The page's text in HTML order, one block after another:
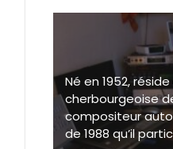
Né en 1952,
cherbourgeoise
compositeur
de 1988 qu’il